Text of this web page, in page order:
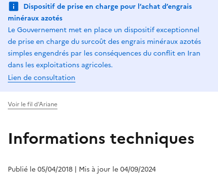
Dispositif de prise en charge pour l’achat d’engrais
minéraux azotés
Le Gouvernement met en place un dispositif exceptionnel
de prise en charge du surcoût des engrais minéraux azotés
simples engendrés par les conséquences du conflit en Iran
dans les exploitations agricoles.
Lien de consultation
Voir le fil d'Ariane
Informations techniques
Publié le 05/04/2018 | Mis à jour le 04/09/2024